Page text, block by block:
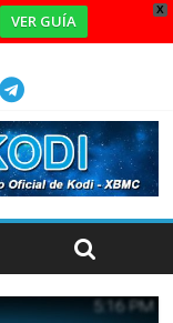
X
VER GUÍA